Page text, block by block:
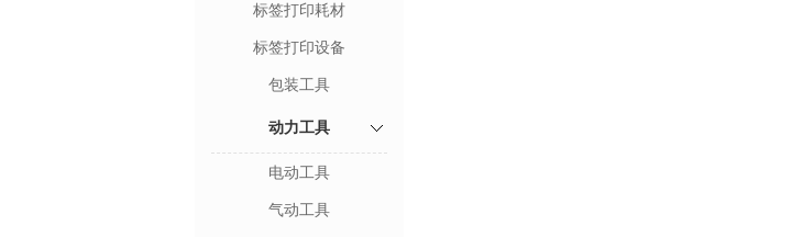
标签打印耗材
标签打印设备
包装工具
动力工具
电动工具
气动工具